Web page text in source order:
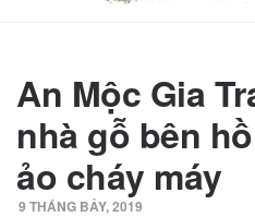
An Mộc Gia
nhà gỗ bên
ảo cháy máy
9 THÁNG BẢY, 2019